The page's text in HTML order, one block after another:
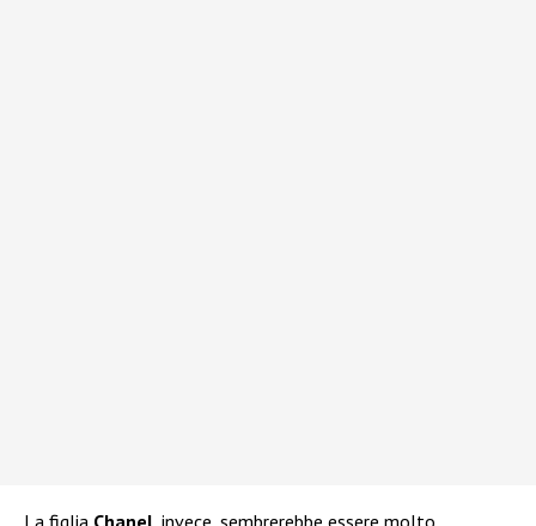
La figlia Chanel , invece, sembrerebbe essere molto